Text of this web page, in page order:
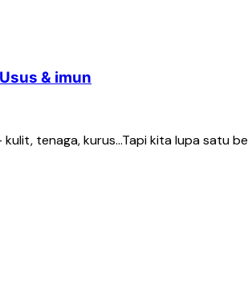
& imun
tenaga, kurus…Tapi kita lupa satu